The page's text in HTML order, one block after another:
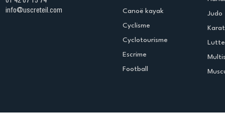
info@uscreteil.com
Canoë kayak
Cyclisme
Cyclotourisme
Escrime
Football
Judo
Lutte